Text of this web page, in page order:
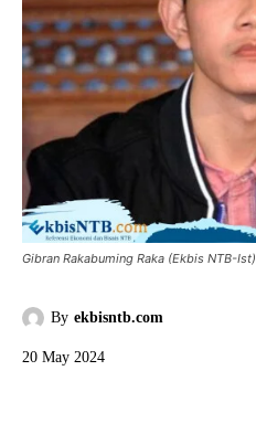
Gibran Rakabuming Raka (Ekbis NTB-Ist)
By ekbisntb.com
20 May 2024